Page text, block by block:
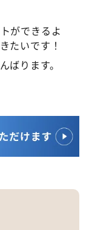
ができるよ
たいです！
ばります。